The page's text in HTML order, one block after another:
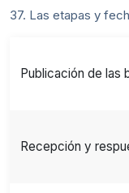
37. Las etapas y
Publicación de las
Recepción y